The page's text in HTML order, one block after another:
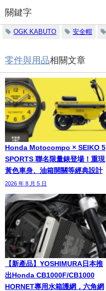
關鍵字
OGK KABUTO 安全帽
零件與用品相關文章
Honda Motocompo × SEIKO 5
SPORTS 聯名限量錶登場！重現
黃色車身、油箱開關等經典設計
2026 年 8 月 5 日
【新產品】YOSHIMURA日本推
出Honda CB1000F/CB1000
HORNET專用水箱護網，六角網